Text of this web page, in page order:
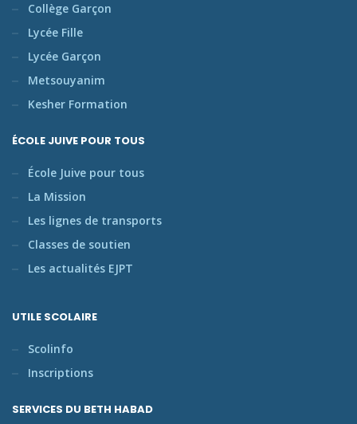
Collège Garçon
Lycée Fille
Lycée Garçon
Metsouyanim
Kesher Formation
ÉCOLE JUIVE POUR TOUS
École Juive pour tous
La Mission
Les lignes de transports
Classes de soutien
Les actualités EJPT
UTILE SCOLAIRE
Scolinfo
Inscriptions
SERVICES DU BETH HABAD